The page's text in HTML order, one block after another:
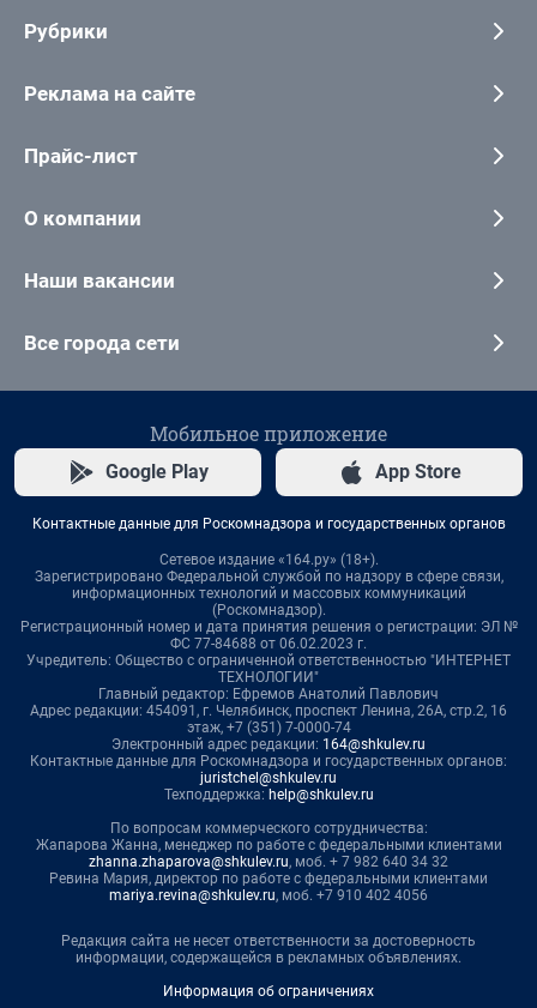
Рубрики
Реклама на сайте
Прайс-лист
О компании
Наши вакансии
Все города сети
Мобильное приложение
Google Play App Store
Контактные данные для Роскомнадзора и государственных органов
Сетевое издание «164.ру» (18+).
Зарегистрировано Федеральной службой по надзору в сфере связи,
информационных технологий и массовых коммуникаций
(Роскомнадзор).
Регистрационный номер и дата принятия решения о регистрации: ЭЛ №
ФС 77-84688 от 06.02.2023 г.
Учредитель: Общество с ограниченной ответственностью "ИНТЕРНЕТ
ТЕХНОЛОГИИ"
Главный редактор: Ефремов Анатолий Павлович
Адрес редакции: 454091, г. Челябинск, проспект Ленина, 26А, стр.2, 16
этаж, +7 (351) 7-0000-74
Электронный адрес редакции: 164@shkulev.ru
Контактные данные для Роскомнадзора и государственных органов:
juristchel@shkulev.ru
Техподдержка: help@shkulev.ru
По вопросам коммерческого сотрудничества:
Жапарова Жанна, менеджер по работе с федеральными клиентами
zhanna.zhaparova@shkulev.ru, моб. + 7 982 640 34 32
Ревина Мария, директор по работе с федеральными клиентами
mariya.revina@shkulev.ru, моб. +7 910 402 4056
Редакция сайта не несет ответственности за достоверность
информации, содержащейся в рекламных объявлениях.
Информация об ограничениях